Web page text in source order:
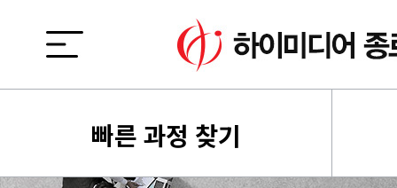
빠른 과정 찾기